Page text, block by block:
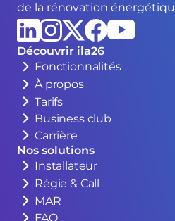
de la rénovation
Découvrir ila26
Fonctionnalités
À propos
Tarifs
Business club
Carrière
Nos solutions
Installateur
Régie & Call
MAR
FAQ